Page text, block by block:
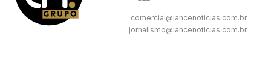
comercial@lancenoticias.com.br
jornalismo@lancenoticias.com.br